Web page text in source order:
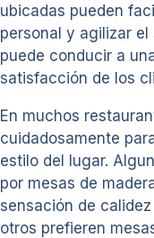
ubicadas pueden
personal y agilizar
puede conducir a
satisfacción de los
En muchos
cuidadosamente
estilo del lugar.
por mesas de
sensación de
otros prefieren